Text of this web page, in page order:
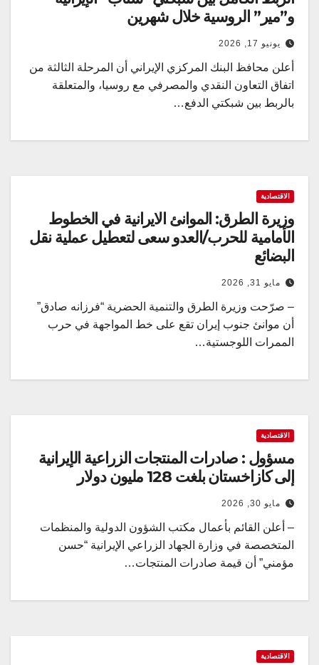
و”مير” الروسية خلال شهرين
يونيو 17, 2026
أعلن محافظ البنك المركزي الإيراني أن المرحلة الثالثة من
اتفاق التعاون النقدي والمصرفي مع روسيا، والمتعلقة
بالربط بين شبكتي الدفع…
الاقتصادية
وزيرة الطرق: الموانئ الايرانية في الخطوط
الأمامية للحرب/العدو سعى لتعطيل عملية نقل
البضائع
مايو 31, 2026
– صرّحت وزيرة الطرق والتنمية الحضرية “فرزانه صادق”
أن موانئ جنوب إيران تقع على خط المواجهة في حرب
الممرات اللوجستية…
الاقتصادية
مسؤول : صادرات المنتجات الزراعية الإيرانية
إلى كازاخستان بلغت 128 مليون دولار
مايو 30, 2026
– أعلن القائم بأعمال مكتب الشؤون الدولية والمنظمات
المتخصصة في وزارة الجهاد الزراعي الإيرانية “حسن
مؤمني” أن قيمة صادرات المنتجات…
الاقتصادية